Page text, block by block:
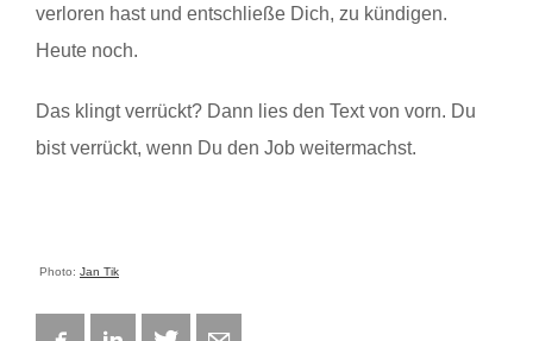
verloren hast und entschließe Dich, zu kündigen.
Heute noch.
Das klingt verrückt? Dann lies den Text von vorn. Du
bist verrückt, wenn Du den Job weitermachst.
Photo: Jan Tik